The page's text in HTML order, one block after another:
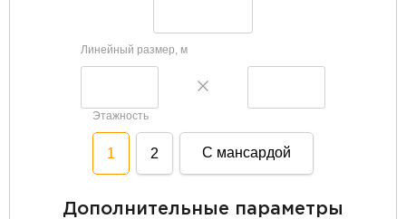
Линейный размер, м
Этажность
1 2 С мансардой
Дополнительные параметры